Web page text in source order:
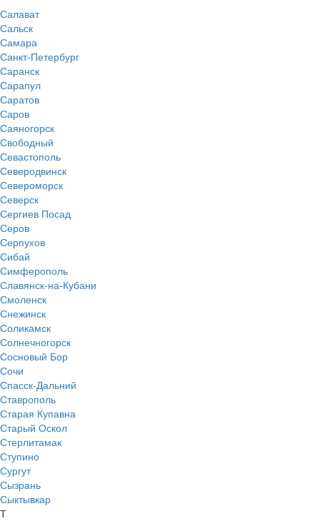
Салават
Сальск
Самара
Санкт-Петербург
Саранск
Сарапул
Саратов
Саров
Саяногорск
Свободный
Севастополь
Северодвинск
Североморск
Северск
Сергиев Посад
Серов
Серпухов
Сибай
Симферополь
Славянск-на-Кубани
Смоленск
Снежинск
Соликамск
Солнечногорск
Сосновый Бор
Сочи
Спасск-Дальний
Ставрополь
Старая Купавна
Старый Оскол
Стерлитамак
Ступино
Сургут
Сызрань
Сыктывкар
Т